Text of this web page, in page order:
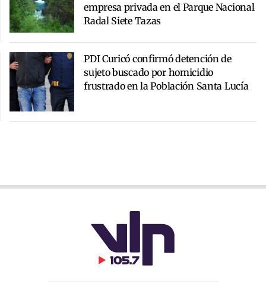
empresa privada en el Parque Nacional
Radal Siete Tazas
PDI Curicó confirmó detención de
sujeto buscado por homicidio
frustrado en la Población Santa Lucía